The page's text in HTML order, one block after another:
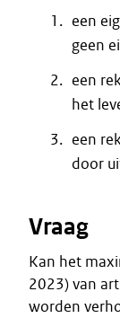
een
geen
een
het
een
door
Vraag
Kan het
2023) van
worden